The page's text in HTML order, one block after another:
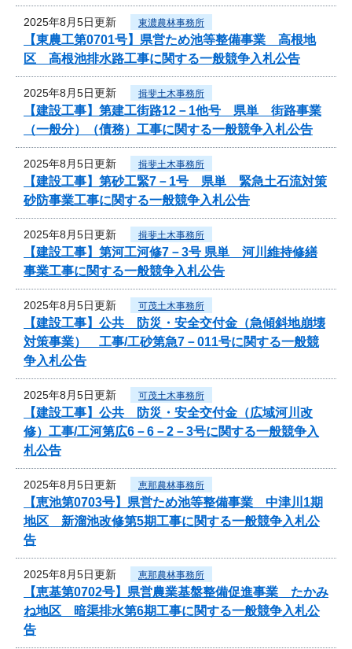
2025年8月5日更新 東濃農林事務所
【東農工第0701号】県営ため池等整備事業 高根地
区 高根池排水路工事に関する一般競争入札公告
2025年8月5日更新 揖斐土木事務所
【建設工事】第建工街路12－1他号 県単 街路事業
（一般分）（債務）工事に関する一般競争入札公告
2025年8月5日更新 揖斐土木事務所
【建設工事】第砂工緊7－1号 県単 緊急土石流対策
砂防事業工事に関する一般競争入札公告
2025年8月5日更新 揖斐土木事務所
【建設工事】第河工河修7－3号 県単 河川維持修繕
事業工事に関する一般競争入札公告
2025年8月5日更新 可茂土木事務所
【建設工事】公共 防災・安全交付金（急傾斜地崩壊
対策事業） 工事/工砂第急7－011号に関する一般競
争入札公告
2025年8月5日更新 可茂土木事務所
【建設工事】公共 防災・安全交付金（広域河川改
修）工事/工河第広6－6－2－3号に関する一般競争入
札公告
2025年8月5日更新 恵那農林事務所
【恵池第0703号】県営ため池等整備事業 中津川1期
地区 新溜池改修第5期工事に関する一般競争入札公
告
2025年8月5日更新 恵那農林事務所
【恵基第0702号】県営農業基盤整備促進事業 たかみ
ね地区 暗渠排水第6期工事に関する一般競争入札公
告